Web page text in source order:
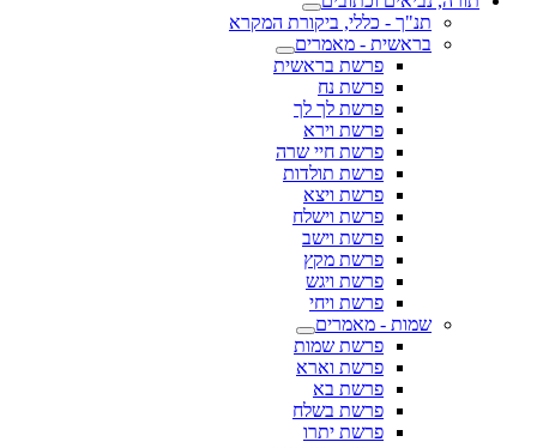
תנ"ך - כללי, ביקורת המקרא
בראשית - מאמרים
פרשת בראשית
פרשת נח
פרשת לך לך
פרשת וירא
פרשת חיי שרה
פרשת תולדות
פרשת ויצא
פרשת וישלח
פרשת וישב
פרשת מקץ
פרשת ויגש
פרשת ויחי
שמות - מאמרים
פרשת שמות
פרשת וארא
פרשת בא
פרשת בשלח
פרשת יתרו